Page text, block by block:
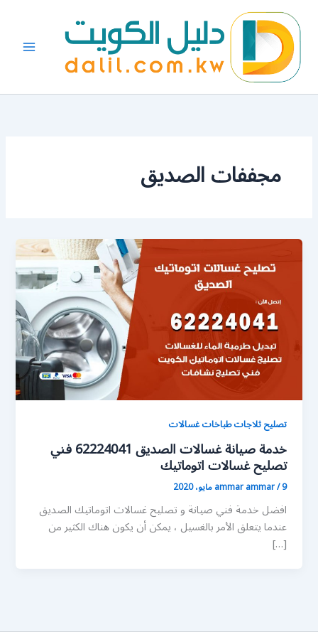
المحتوى
مجففات الصديق
تصليح ثلاجات طباخات غسالات
خدمة صيانة غسالات الصديق 62224041 فني
تصليح غسالات اتوماتيك
ammar ammar/9 مايو، 2020
افضل خدمة فني صيانة و تصليح غسالات اتوماتيك الصديق
عندما يتعلق الأمر بالغسيل ، يمكن أن يكون هناك الكثير من
[…]